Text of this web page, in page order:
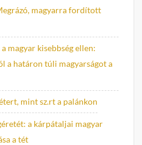
magyarra fordított
magyar kisebbség ellen:
a határon túli magyarságot a
mint sz.rt a palánkon
a kárpátaljai magyar
a tét